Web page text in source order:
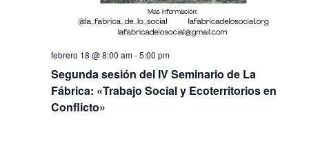
febrero 18 @ 8:00 am-5:00 pm
Segunda sesión del IV Seminario de La
Fábrica: «Trabajo Social y Ecoterritorios en
Conflicto»